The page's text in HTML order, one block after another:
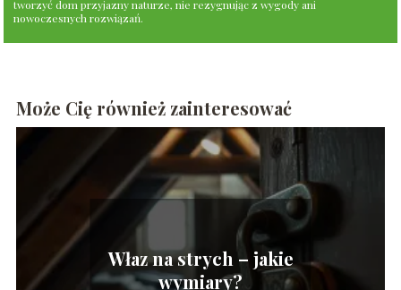
tworzyć dom przyjazny naturze, nie rezygnując z wygody ani
nowoczesnych rozwiązań.
Może Cię również zainteresować
Właz na strych – jakie
wymiary?